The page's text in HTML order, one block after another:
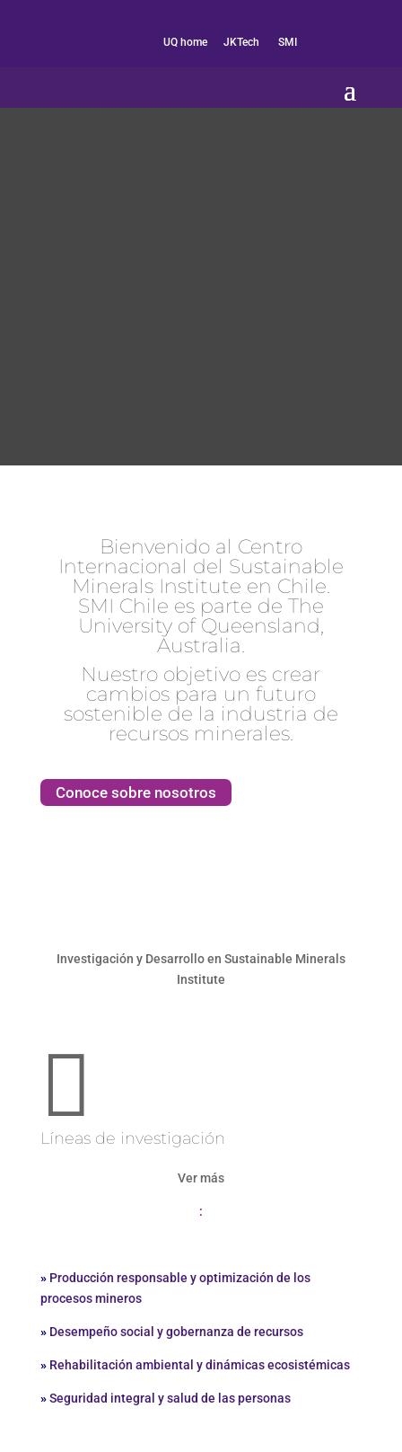
UQ home JKTech SMI
Bienvenido al Centro
Internacional del Sustainable
Minerals Institute en Chile.​
SMI Chile es parte de The
University of Queensland,
Australia.​
Nuestro objetivo es crear
cambios para un futuro
sostenible de la industria de
recursos minerales.​
Conoce sobre nosotros
Investigación y Desarrollo en Sustainable Minerals
Institute

Líneas de investigación
Ver más
:
» Producción responsable y optimización de los
procesos mineros
» Desempeño social y gobernanza de recursos
» Rehabilitación ambiental y dinámicas ecosistémicas
» Seguridad integral ysalud de laspersonas